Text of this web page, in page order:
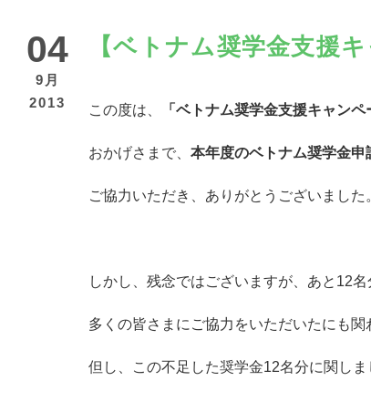
04
9月
2013
【ベトナム奨学金支援
この度は、 「ベトナム奨学金支援キャンペ
おかげさまで、 本年度のベトナム奨学金申
ご協力いただき、ありがとうございまし
しかし、残念ではございますが、あと12
多くの皆さまにご協力をいただいたにも
但し、この不足した奨学金12名分に関し